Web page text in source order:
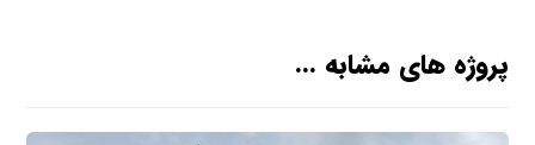
پروژه های مشابه ...